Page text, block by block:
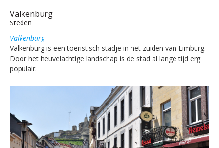
Valkenburg
Steden
Valkenburg
Valkenburg is een toeristisch stadje in het zuiden van Limburg.
Door het heuvelachtige landschap is de stad al lange tijd erg
populair.